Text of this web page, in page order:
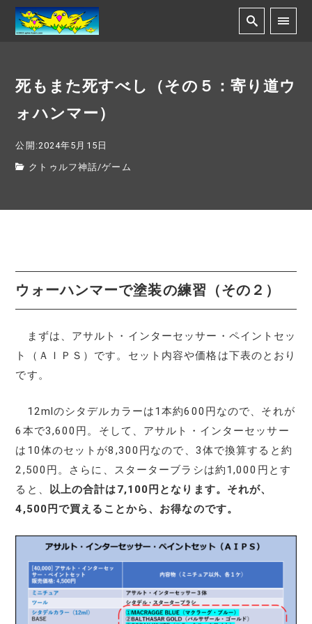
死もまた死すべし（その５：寄り道ウ
ォハンマー）
公開:2024年5月15日
クトゥルフ神話/ゲーム
ウォーハンマーで塗装の練習（その２）
まずは、アサルト・インターセッサー・ペイントセッ
ト（ＡＩＰＳ）です。セット内容や価格は下表のとおり
です。
12mlのシタデルカラーは1本約600円なので、それが
6本で3,600円。そして、アサルト・インターセッサー
は10体のセットが8,300円なので、3体で換算すると約
2,500円。さらに、スターターブラシは約1,000円とす
ると、 以上の合計は7,100円となります。それが、
4,500円で買えることから、お得なのです。